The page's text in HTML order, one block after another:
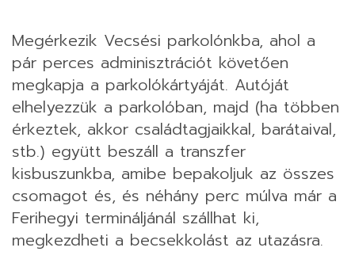
Megérkezik Vecsési parkolónkba, ahol a
pár perces adminisztrációt követően
megkapja a parkolókártyáját. Autóját
elhelyezzük a parkolóban, majd (ha többen
érkeztek, akkor családtagjaikkal, barátaival,
stb.) együtt beszáll a transzfer
kisbuszunkba, amibe bepakoljuk az összes
csomagot és, és néhány perc múlva már a
Ferihegyi termináljánál szállhat ki,
megkezdheti a becsekkolást az utazásra.